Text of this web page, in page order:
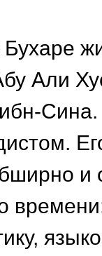
Али
и